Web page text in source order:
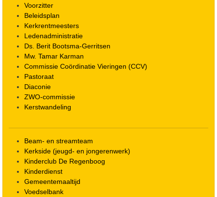
Voorzitter
Beleidsplan
Kerkrentmeesters
Ledenadministratie
Ds. Berit Bootsma-Gerritsen
Mw. Tamar Karman
Commissie Coördinatie Vieringen (CCV)
Pastoraat
Diaconie
ZWO-commissie
Kerstwandeling
Beam- en streamteam
Kerkside (jeugd- en jongerenwerk)
Kinderclub De Regenboog
Kinderdienst
Gemeentemaaltijd
Voedselbank